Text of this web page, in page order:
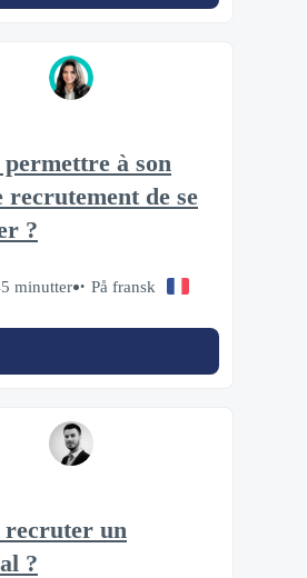
à son
recrutement de se
?
minutter På fransk
recruter un
?